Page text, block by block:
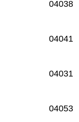
04038
04041
04031
04053